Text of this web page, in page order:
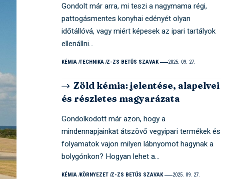
Gondolt már arra, mi teszi a nagymama régi,
pattogásmentes konyhai edényét olyan
időtállóvá, vagy miért képesek az ipari tartályok
ellenállni…
KÉMIA TECHNIKA Z-ZS BETŰS SZAVAK 2025. 09. 27.
Zöld kémia: jelentése, alapelvei
és részletes magyarázata
Gondolkodott már azon, hogy a
mindennapjainkat átszövő vegyipari termékek és
folyamatok vajon milyen lábnyomot hagynak a
bolygónkon? Hogyan lehet a…
KÉMIA KÖRNYEZET Z-ZS BETŰS SZAVAK 2025. 09. 27.